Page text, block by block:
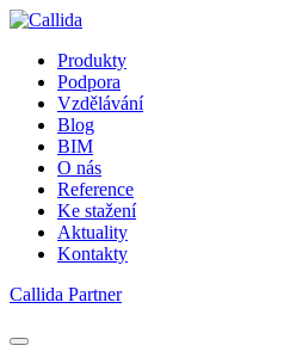
Produkty
Podpora
Vzdělávání
Blog
BIM
O nás
Reference
Ke stažení
Aktuality
Kontakty
Callida Partner